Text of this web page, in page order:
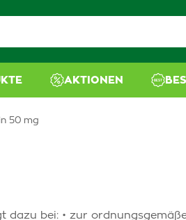
AKTIONEN
50 mg
dazu bei: • zur